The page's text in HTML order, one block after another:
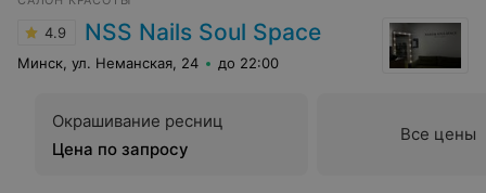
обязательно увидимся! А девушкам, которые хотят
иметь идеальные бровки лучшего мастера не найти.
4.9 NSS Nails Soul Space
Минск, ул. Неманская, 24 до 22:00
Окрашивание ресниц
Цена по запросу
Все цены